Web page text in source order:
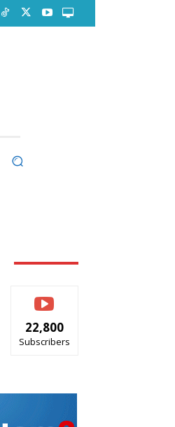
22,800
Subscribers